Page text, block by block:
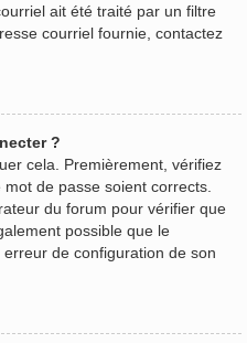
ait été traité par un filtre
courriel fournie, contactez
?
cela. Premièrement, vérifiez
de passe soient corrects.
du forum pour vérifier que
possible que le
de configuration de son